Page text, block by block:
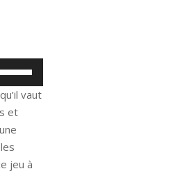
haut/bas
pour
augmenter
vaut
et
jeu à